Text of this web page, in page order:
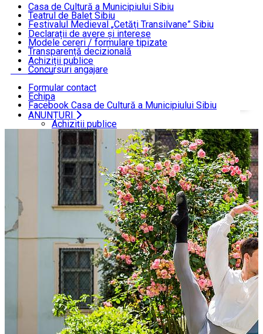
INFORMAȚII DE INTERES PUBLIC
ANUNȚURI
CONTACT
Casa de Cultură a Municipiului Sibiu
Teatrul de Balet Sibiu
Festivalul Medieval „Cetăți Transilvane” Sibiu
Funcționare
Declarații de avere și interese
Modele cereri / formulare tipizate
Transparență decizională
Achiziții publice
Concursuri angajare
Formular contact
Echipa
Facebook Casa de Cultură a Municipiului Sibiu
Facebook Teatrul de Balet Sibiu
Instagram Teatrul de Balet Sibiu
YouTube Teatrul de Balet Sibiu
ANUNȚURI
Achiziții publice
Concursuri angajare
CONTACT
Formular contact
Echipa
Facebook Casa de Cultură a Municipiului Sibiu
Facebook Teatrul de Balet Sibiu
Instagram Teatrul de Balet Sibiu
YouTube Teatrul de Balet Sibiu
Acasă Despre noi Teatrul de Balet Sibiu